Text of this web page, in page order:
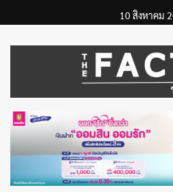
to
content
10 สิงหาคม